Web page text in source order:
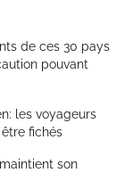
de ces 30 pays
pouvant
les voyageurs
fichés
son